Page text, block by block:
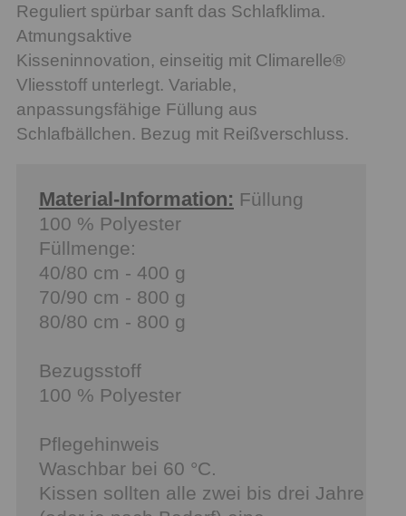
Reguliert spürbar sanft das Schlafklima.
Atmungsaktive
Kisseninnovation, einseitig mit Climarelle®
Vliesstoff unterlegt. Variable,
anpassungsfähige Füllung aus
Material-Information: Füllung
100 % Polyester
Füllmenge:
40/80 cm - 400 g
70/90 cm - 800 g
80/80 cm - 800 g
Bezugsstoff
100 % Polyester
Pflegehinweis
Waschbar bei 60 °C.
Kissen sollten alle zwei bis drei Jahre